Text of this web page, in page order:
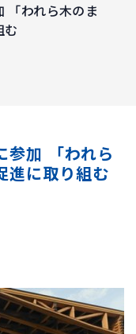
「われら木のま
む
参加 「われら
進に取り組む